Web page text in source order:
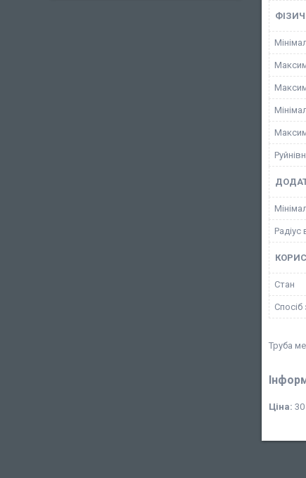
Радіус
Стан
Спосіб
Труба
Ціна: